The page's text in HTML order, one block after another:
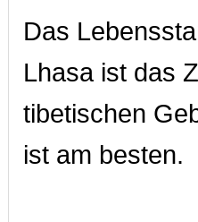
Das
Lhasa ist das
tibetischen
ist am besten.